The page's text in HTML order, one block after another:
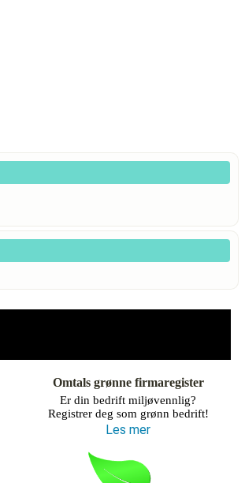
Omtals grønne firmaregister
Er din bedrift miljøvennlig?
Registrer deg som grønn bedrift!
Les mer